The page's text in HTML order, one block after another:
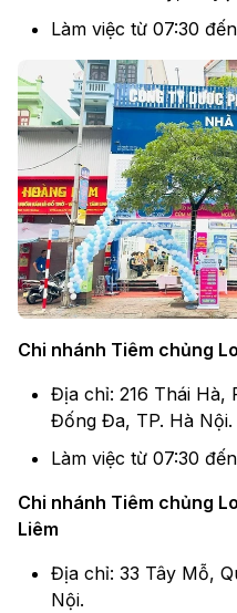
Làm việc từ 07:30
Chi nhánh Tiêm chủng
Địa chỉ: 216 Thái Hà,
Đống Đa, TP. Hà Nội.
Làm việc từ 07:30
Chi nhánh Tiêm chủng
Liêm
Địa chỉ: 33 Tây Mỗ,
Nội.